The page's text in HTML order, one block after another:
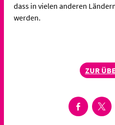
dass in vielen anderen
werden.
ZUR